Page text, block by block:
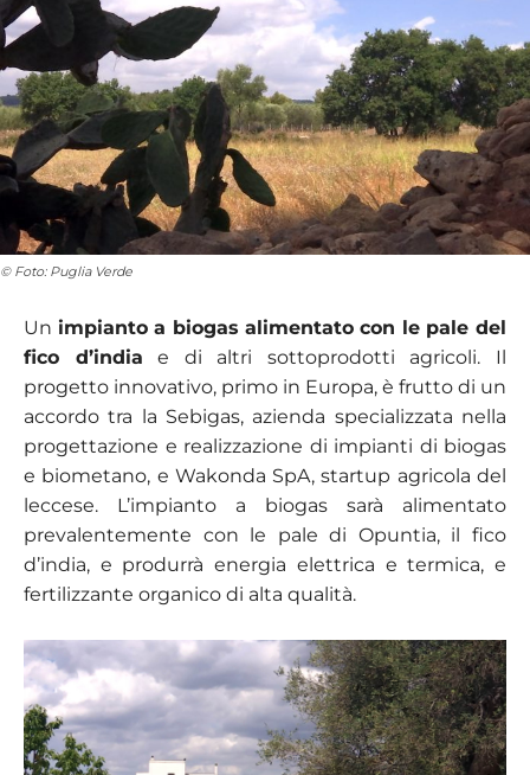
© Foto: Puglia Verde
Un impianto a biogas alimentato con le pale del
fico d’india e di altri sottoprodotti agricoli. Il
progetto innovativo, primo in Europa, è frutto di un
accordo tra la Sebigas, azienda specializzata nella
progettazione e realizzazione di impianti di biogas
e biometano, e Wakonda SpA, startup agricola del
leccese. L’impianto a biogas sarà alimentato
prevalentemente con le pale di Opuntia, il fico
d’india, e produrrà energia elettrica e termica, e
fertilizzante organico di alta qualità.